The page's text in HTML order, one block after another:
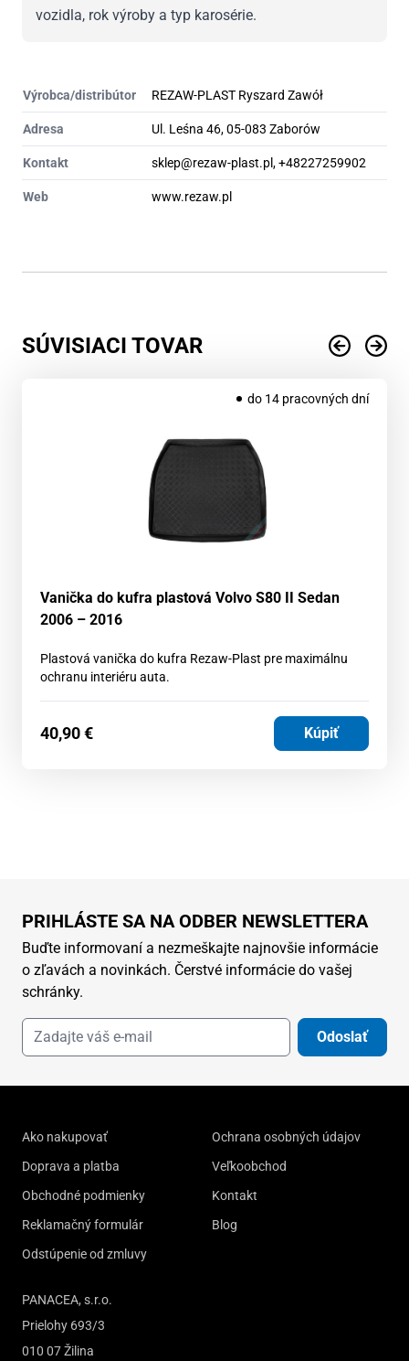
vozidla, rok výroby a typ karosérie.
Výrobca/distribútor REZAW-PLAST Ryszard Zawół
Adresa Ul. Leśna 46, 05-083 Zaborów
Kontakt sklep@rezaw-plast.pl, +48227259902
Web www.rezaw.pl
SÚVISIACI TOVAR
do 14 pracovných dní
Vanička do kufra plastová Volvo S80 II Sedan
2006 – 2016
Plastová vanička do kufra Rezaw-Plast pre maximálnu
ochranu interiéru auta.
40,90€ Kúpiť
PRIHLÁSTE SA NA ODBER NEWSLETTERA
Buďte informovaní a nezmeškajte najnovšie informácie
o zľavách a novinkách. Čerstvé informácie do vašej
schránky.
Odoslať
Ako nakupovať
Doprava a platba
Obchodné podmienky
Reklamačný formulár
Odstúpenie od zmluvy
Ochrana osobných údajov
Veľkoobchod
Kontakt
Blog
PANACEA, s.r.o.
Prielohy 693/3
010 07 Žilina